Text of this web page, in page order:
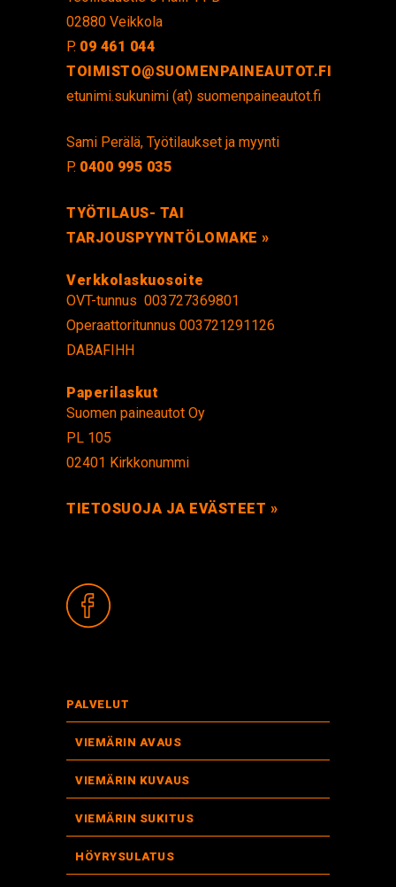
02880 Veikkola
P. 09 461 044
TOIMISTO@SUOMENPAINEAUTOT.FI
etunimi.sukunimi (at) suomenpaineautot.fi
Sami Perälä, Työtilaukset ja myynti
P. 0400 995 035
TYÖTILAUS- TAI
TARJOUSPYYNTÖLOMAKE »
Verkkolaskuosoite
OVT-tunnus 003727369801
Operaattoritunnus 003721291126
DABAFIHH
Paperilaskut
Suomen paineautot Oy
PL 105
02401 Kirkkonummi
TIETOSUOJA JA EVÄSTEET »
PALVELUT
VIEMÄRIN AVAUS
VIEMÄRIN KUVAUS
VIEMÄRIN SUKITUS
HÖYRYSULATUS